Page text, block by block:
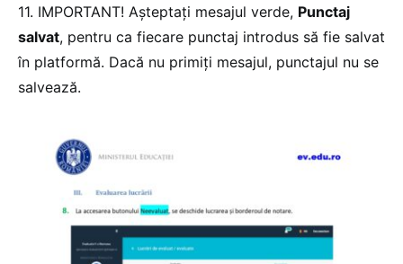
11. IMPORTANT! Așteptați mesajul verde, Punctaj
salvat, pentru ca fiecare punctaj introdus să fie salvat
în platformă. Dacă nu primiți mesajul, punctajul nu se
salvează.